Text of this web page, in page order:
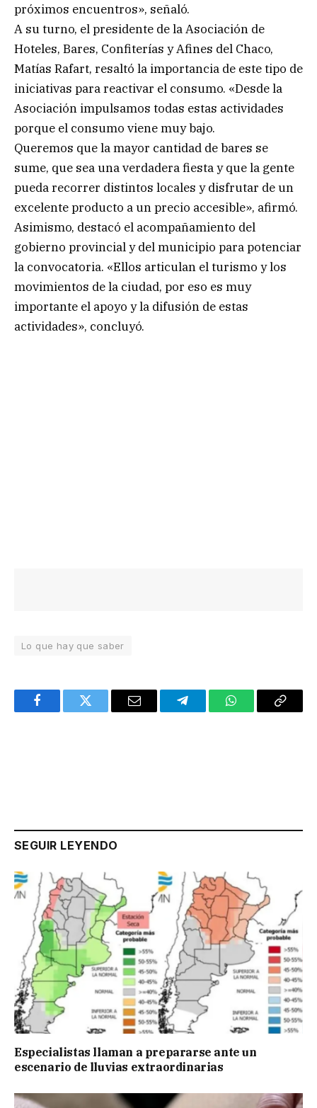
próximos encuentros», señaló.
A su turno, el presidente de la Asociación de
Hoteles, Bares, Confiterías y Afines del Chaco,
Matías Rafart, resaltó la importancia de este tipo de
iniciativas para reactivar el consumo. «Desde la
Asociación impulsamos todas estas actividades
porque el consumo viene muy bajo.
Queremos que la mayor cantidad de bares se
sume, que sea una verdadera fiesta y que la gente
pueda recorrer distintos locales y disfrutar de un
excelente producto a un precio accesible», afirmó.
Asimismo, destacó el acompañamiento del
gobierno provincial y del municipio para potenciar
la convocatoria. «Ellos articulan el turismo y los
movimientos de la ciudad, por eso es muy
importante el apoyo y la difusión de estas
actividades», concluyó.
Lo que hay que saber
FacebookTwitter Email TelegramWhatsAppCopy
SEGUIR LEYENDO
Especialistas llaman a prepararse ante un
escenario de lluvias extraordinarias